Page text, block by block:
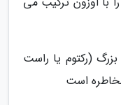
(رکتوم یا راست
است